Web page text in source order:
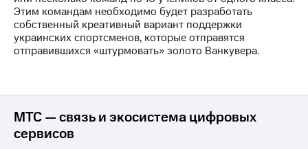
облигаций
Другое
Регистратор
На главную
Этим командам необходимо будет разработать
собственный креативный вариант поддержки
украинских спортсменов, которые отправятся
отправившихся «штурмовать» золото Ванкувера.
МТС — связь и экосистема цифровых
сервисов